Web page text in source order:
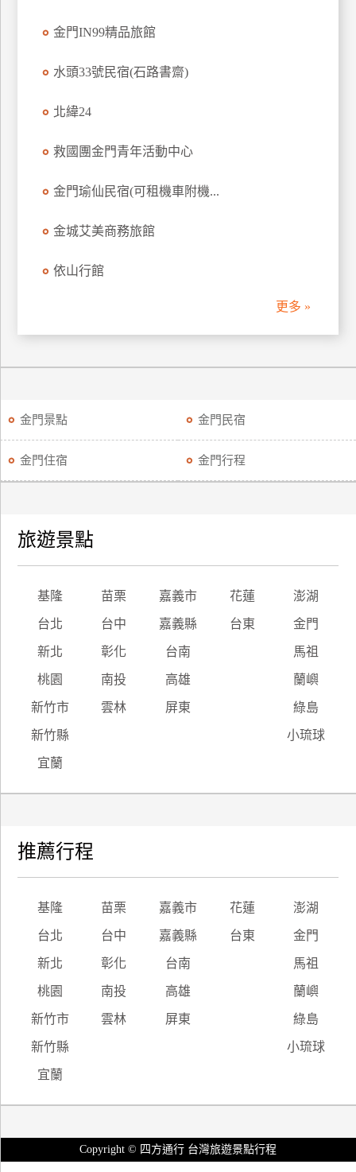
金門IN99精品旅館
水頭33號民宿(石路書齋)
北緯24
救國團金門青年活動中心
金門瑜仙民宿(可租機車附機...
金城艾美商務旅館
依山行館
更多 »
金門景點 金門民宿
金門住宿 金門行程
旅遊景點
基隆 苗栗 嘉義市 花蓮 澎湖
台北 台中 嘉義縣 台東 金門
新北 彰化 台南 馬祖
桃園 南投 高雄 蘭嶼
新竹市 雲林 屏東 綠島
新竹縣 小琉球
宜蘭
推薦行程
基隆 苗栗 嘉義市 花蓮 澎湖
台北 台中 嘉義縣 台東 金門
新北 彰化 台南 馬祖
桃園 南投 高雄 蘭嶼
新竹市 雲林 屏東 綠島
新竹縣 小琉球
宜蘭
Copyright © 四方通行 台灣旅遊景點行程